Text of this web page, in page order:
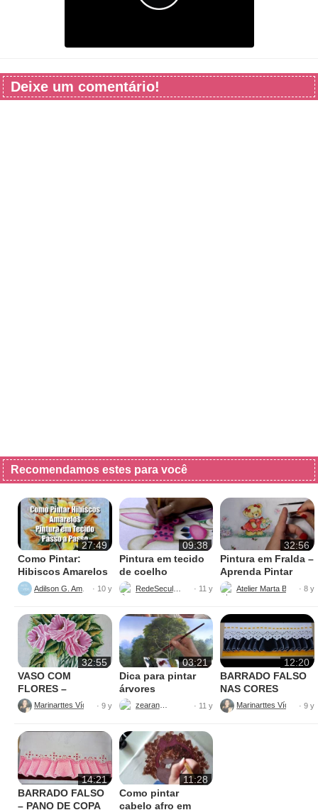
Deixe um comentário!
Recomendamos estes para você
27:49
Como Pintar:
Hibiscos Amarelos
· 10 y
09:38
Pintura em tecido
de coelho
RedeSeculo21 · 11 y
32:56
Pintura em Fralda –
Aprenda Pintar
Ursinha
Atelier Marta Beatriz· 8 y
32:55
VASO COM
FLORES –
PINTURAS
· 9 y
03:21
Dica para pintar
árvores
zearantes · 11 y
12:20
BARRADO FALSO
NAS CORES
AMARELO E
PRETO
· 9 y
14:21
BARRADO FALSO
– PANO DE COPA
11:28
Como pintar
cabelo afro em